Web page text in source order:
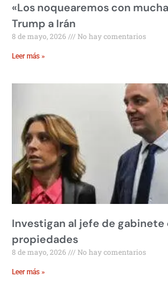
«Los noquearemos con
Trump a Irán
8 de mayo, 2026 No hay comentarios
Leer más »
Investigan al jefe de
propiedades
8 de mayo, 2026 No hay comentarios
Leer más »